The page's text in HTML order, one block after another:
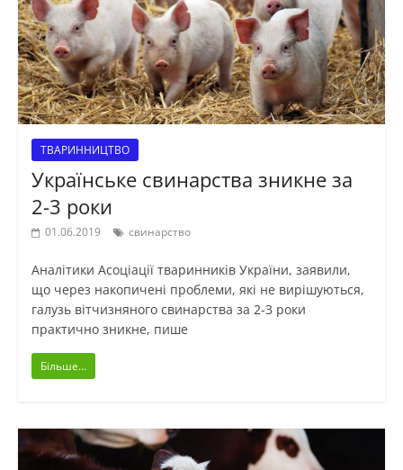
ТВАРИННИЦТВО
Українське свинарства зникне за
2-3 роки
01.06.2019 свинарство
Аналітики Асоціації тваринників України, заявили,
що через накопичені проблеми, які не вирішуються,
галузь вітчизняного свинарства за 2-3 роки
практично зникне, пише
Більше...